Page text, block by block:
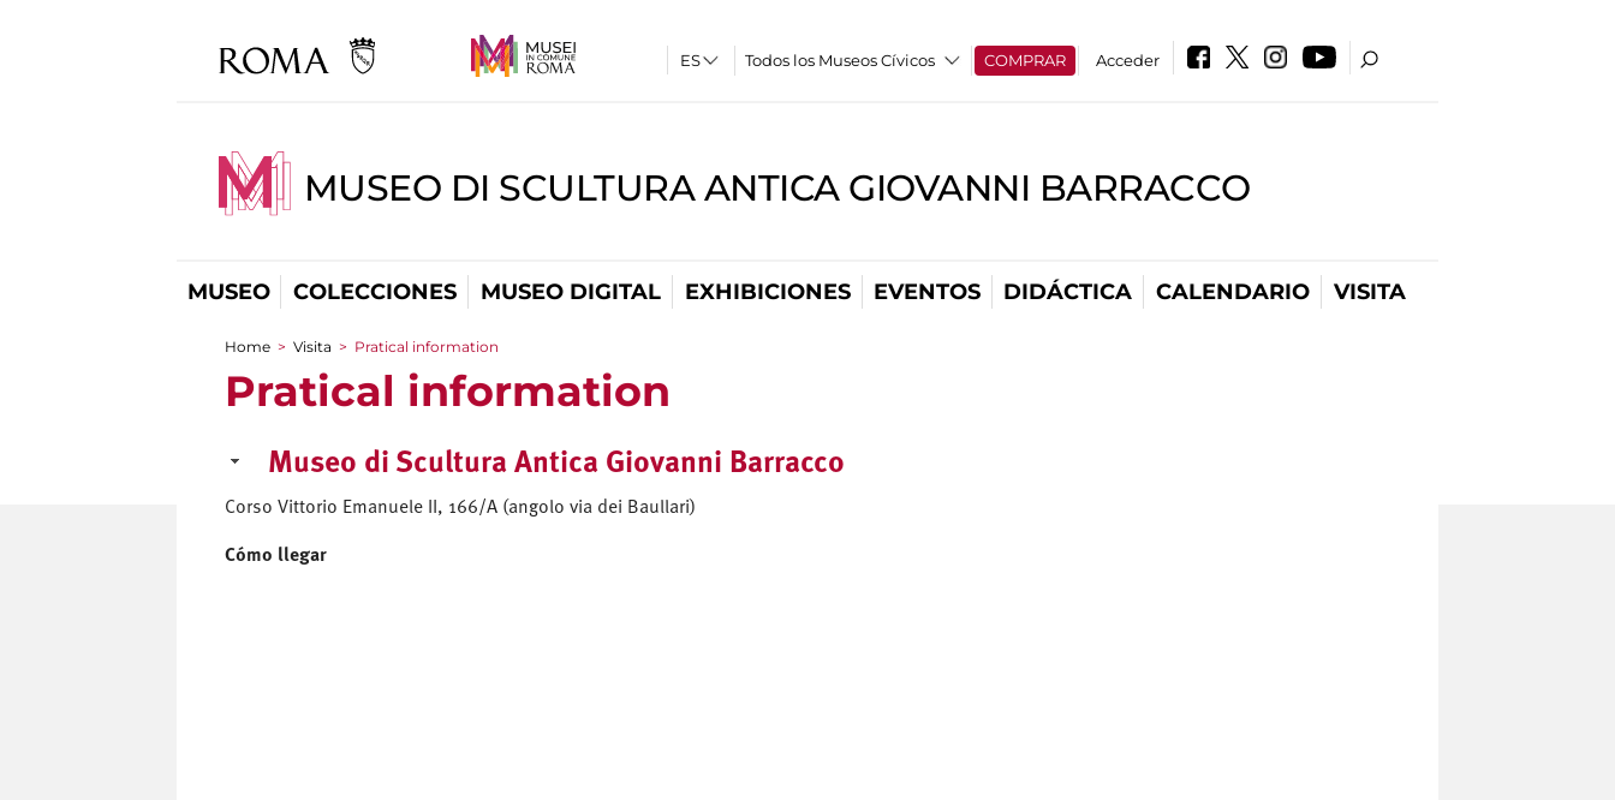
Todos los Museos Cívicos COMPRAR Acceder
MUSEO DI SCULTURA ANTICA GIOVANNI BARRACCO
MUSEO COLECCIONES MUSEO DIGITAL EXHIBICIONES EVENTOS DIDÁCTICA CALENDARIO VISITA
You are here
Home > Visita > Pratical information
Pratical information
Museo di Scultura Antica Giovanni Barracco
Corso Vittorio Emanuele II, 166/A (angolo via dei Baullari)
Cómo llegar